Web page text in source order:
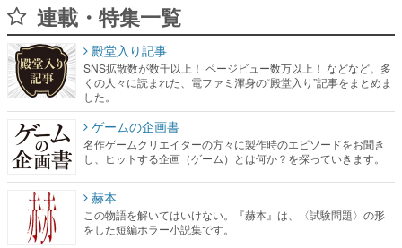
連載・特集一覧
殿堂入り記事
SNS拡散数が数千以上！ ページビュー数万以上！ などなど。多
くの人々に読まれた、電ファミ渾身の“殿堂入り”記事をまとめま
した。
ゲームの企画書
名作ゲームクリエイターの方々に製作時のエピソードをお聞き
し、ヒットする企画（ゲーム）とは何か？を探っていきます。
赫本
この物語を解いてはいけない。『赫本』は、〈試験問題〉の形
をした短編ホラー小説集です。